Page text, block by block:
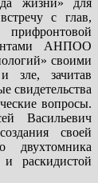
с глав,
АНПОО
своими
зле, зачитав
свидетельства
вопросы.
Васильевич
своей
двухтомника
раскидистой